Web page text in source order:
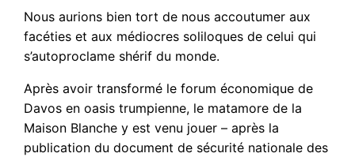
Nous aurions bien tort de nous accoutumer aux
facéties et aux médiocres soliloques de celui qui
s’autoproclame shérif du monde.
Après avoir transformé le forum économique de
Davos en oasis trumpienne, le matamore de la
Maison Blanche y est venu jouer – après la
publication du document de sécurité nationale des